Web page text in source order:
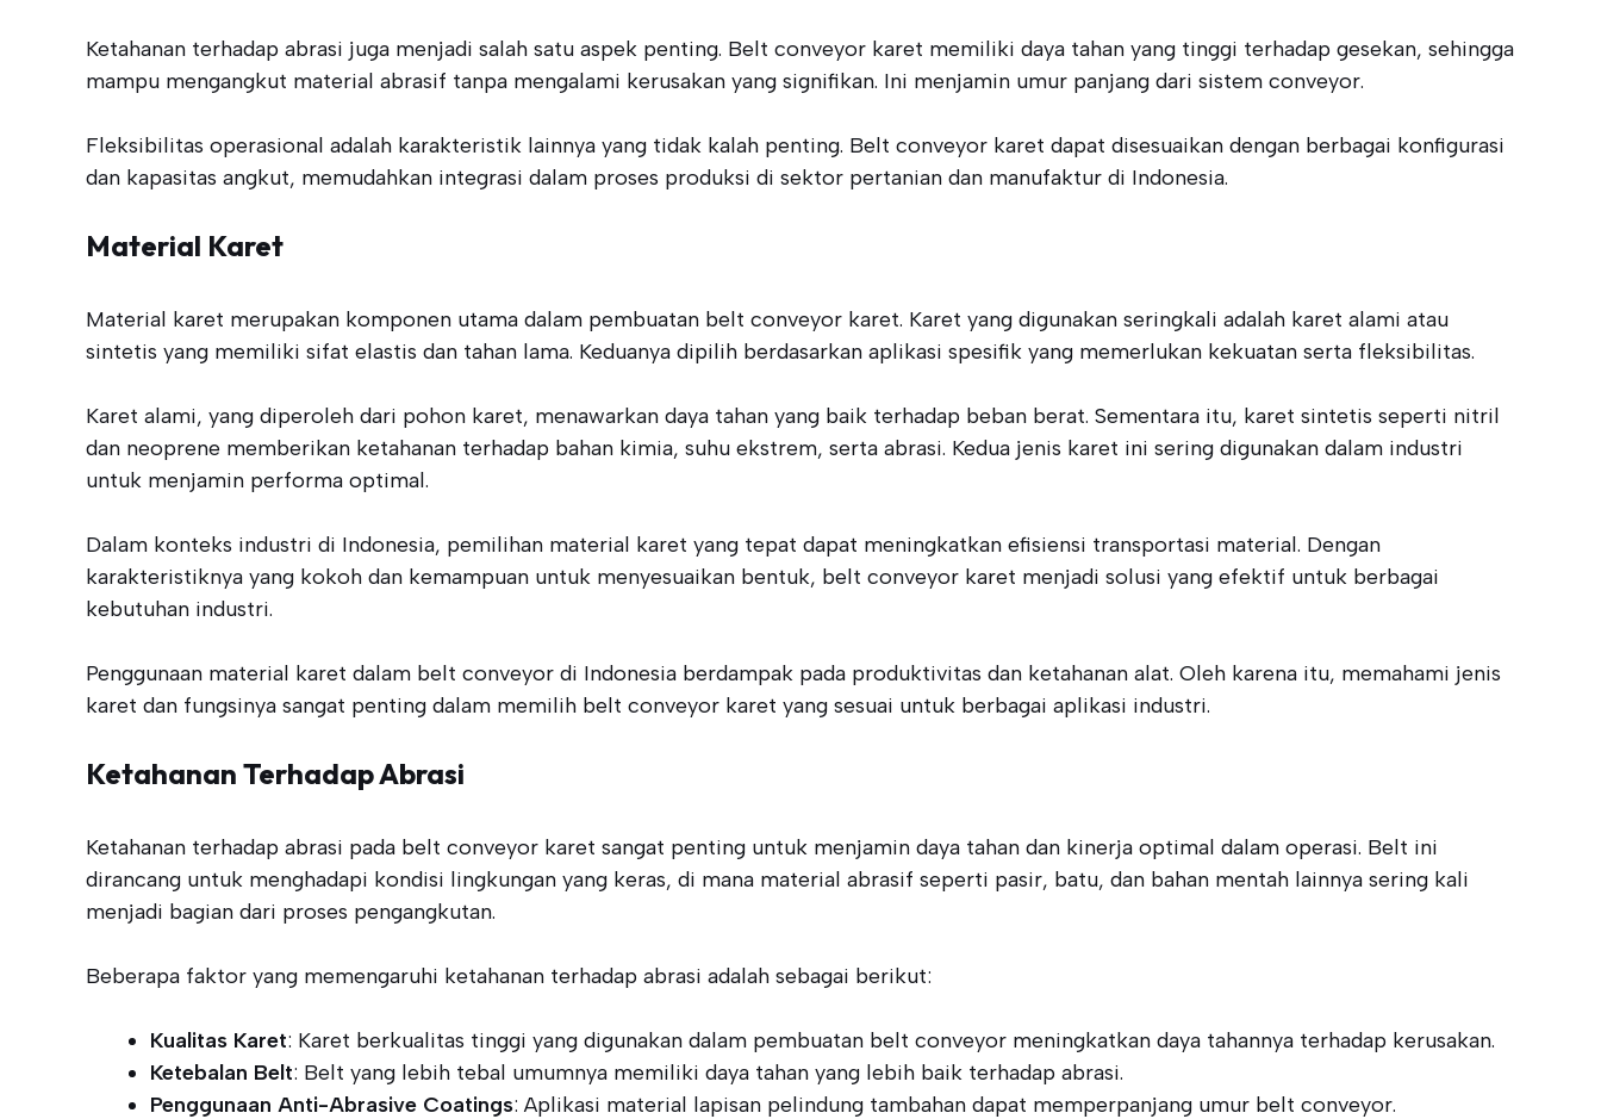
Ketahanan terhadap abrasi juga menjadi salah satu aspek penting. Belt conveyor karet memiliki daya tahan yang tinggi terhadap gesekan, sehingga
mampu mengangkut material abrasif tanpa mengalami kerusakan yang signifikan. Ini menjamin umur panjang dari sistem conveyor.
Fleksibilitas operasional adalah karakteristik lainnya yang tidak kalah penting. Belt conveyor karet dapat disesuaikan dengan berbagai konfigurasi
dan kapasitas angkut, memudahkan integrasi dalam proses produksi di sektor pertanian dan manufaktur di Indonesia.
Material Karet
Material karet merupakan komponen utama dalam pembuatan belt conveyor karet. Karet yang digunakan seringkali adalah karet alami atau
sintetis yang memiliki sifat elastis dan tahan lama. Keduanya dipilih berdasarkan aplikasi spesifik yang memerlukan kekuatan serta fleksibilitas.
Karet alami, yang diperoleh dari pohon karet, menawarkan daya tahan yang baik terhadap beban berat. Sementara itu, karet sintetis seperti nitril
dan neoprene memberikan ketahanan terhadap bahan kimia, suhu ekstrem, serta abrasi. Kedua jenis karet ini sering digunakan dalam industri
untuk menjamin performa optimal.
Dalam konteks industri di Indonesia, pemilihan material karet yang tepat dapat meningkatkan efisiensi transportasi material. Dengan
karakteristiknya yang kokoh dan kemampuan untuk menyesuaikan bentuk, belt conveyor karet menjadi solusi yang efektif untuk berbagai
kebutuhan industri.
Penggunaan material karet dalam belt conveyor di Indonesia berdampak pada produktivitas dan ketahanan alat. Oleh karena itu, memahami jenis
karet dan fungsinya sangat penting dalam memilih belt conveyor karet yang sesuai untuk berbagai aplikasi industri.
Ketahanan Terhadap Abrasi
Ketahanan terhadap abrasi pada belt conveyor karet sangat penting untuk menjamin daya tahan dan kinerja optimal dalam operasi. Belt ini
dirancang untuk menghadapi kondisi lingkungan yang keras, di mana material abrasif seperti pasir, batu, dan bahan mentah lainnya sering kali
menjadi bagian dari proses pengangkutan.
Beberapa faktor yang memengaruhi ketahanan terhadap abrasi adalah sebagai berikut:
Kualitas Karet: Karet berkualitas tinggi yang digunakan dalam pembuatan belt conveyor meningkatkan daya tahannya terhadap kerusakan.
Ketebalan Belt: Belt yang lebih tebal umumnya memiliki daya tahan yang lebih baik terhadap abrasi.
Penggunaan Anti-Abrasive Coatings: Aplikasi material lapisan pelindung tambahan dapat memperpanjang umur belt conveyor.